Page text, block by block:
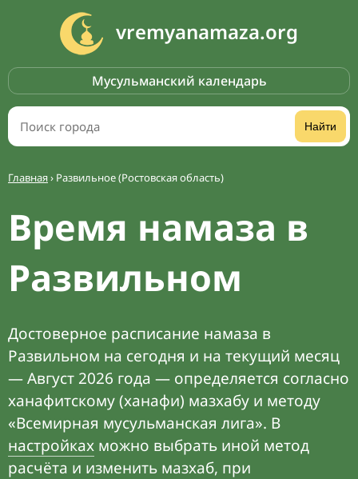
vremyanamaza.org
Мусульманский календарь
Найти
Главная› Развильное (Ростовская область)
Время намаза в
Развильном
Достоверное расписание намаза в
Развильном на сегодня и на текущий месяц
— Август 2026 года — определяется согласно
ханафитскому (ханафи) мазхабу и методу
«Всемирная мусульманская лига». В
настройках можно выбрать иной метод
расчёта и изменить мазхаб, при